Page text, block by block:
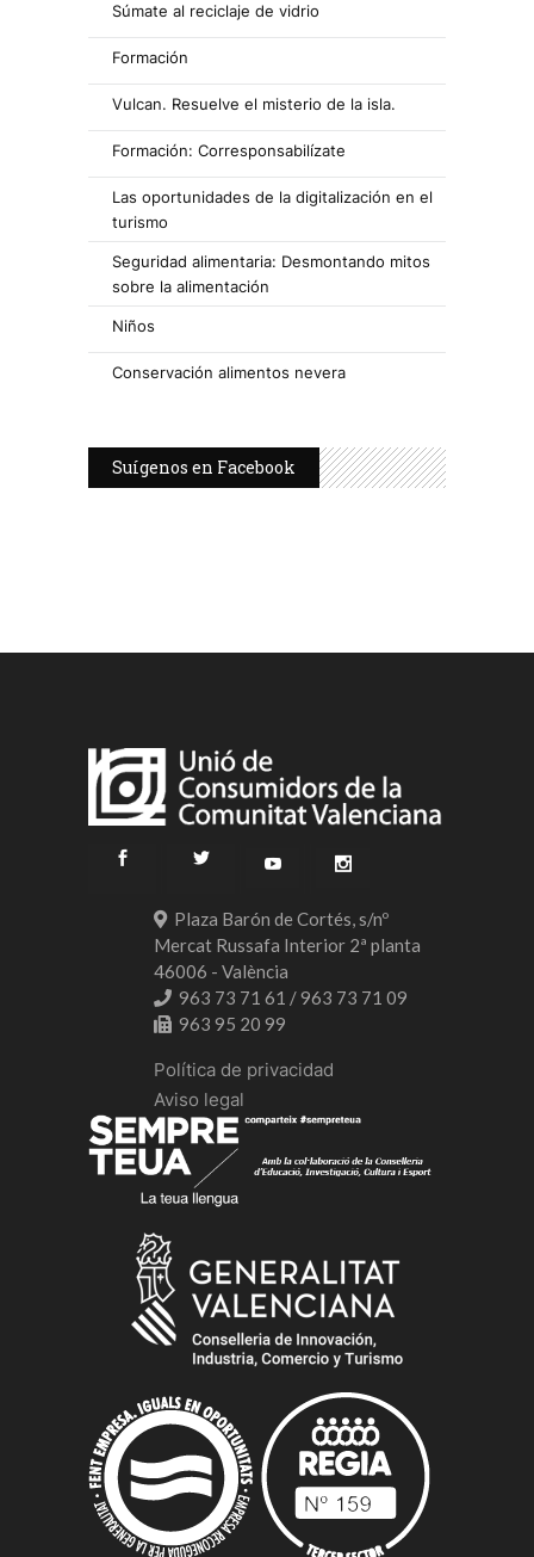
Súmate al reciclaje de vidrio
Formación
Vulcan. Resuelve el misterio de la isla.
Formación: Corresponsabilízate
Las oportunidades de la digitalización en el
turismo
Seguridad alimentaria: Desmontando mitos
sobre la alimentación
Niños
Conservación alimentos nevera
Suígenos en Facebook
Plaza Barón de Cortés, s/nº
Mercat Russafa Interior 2ª planta
46006 - València
963 73 71 61 / 963 73 71 09
963 95 20 99
Política de privacidad
Aviso legal